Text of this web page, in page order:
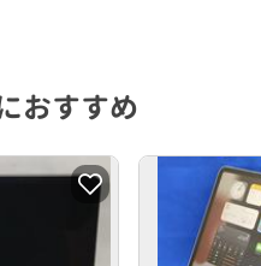
おすすめ